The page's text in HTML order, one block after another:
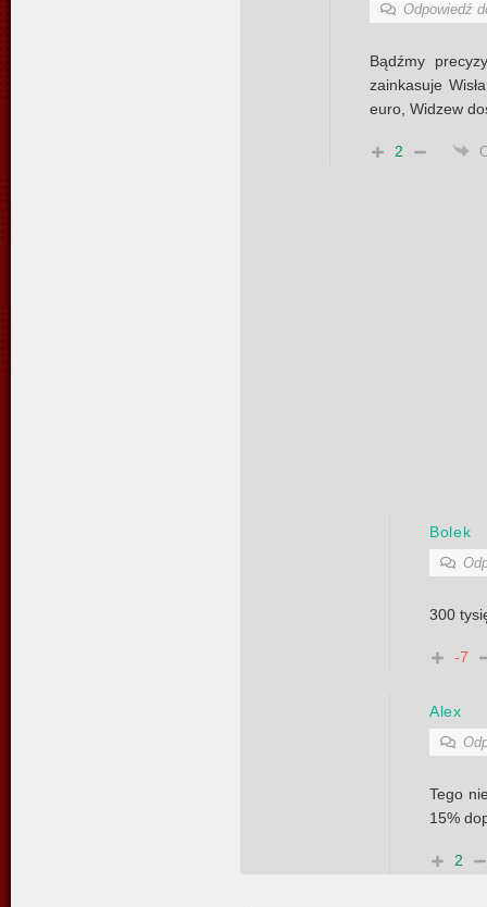
Odpowiedź
Bądźmy
zainkasuje
euro, Widzew
2
Bolek
300
-7
Alex
Tego
15%
2